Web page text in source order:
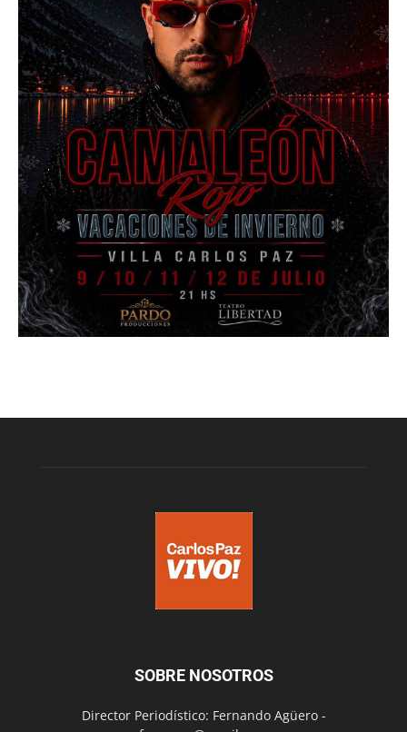
SOBRE NOSOTROS
Director Periodístico: Fernando Agüero -